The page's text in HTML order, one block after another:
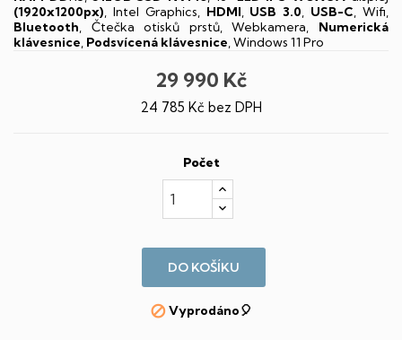
(1920x1200px), Intel Graphics, HDMI, USB 3.0, USB-C, Wifi,
Bluetooth, Čtečka otisků prstů, Webkamera, Numerická
klávesnice, Podsvícená klávesnice, Windows 11 Pro
29 990 Kč
24 785 Kč bez DPH
Počet
DO KOŠÍKU
Vyprodáno🎈